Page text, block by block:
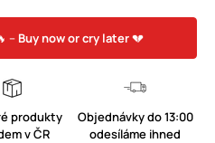
– Buy now or cry later💔
produkty
v ČR
Objednávky do 13:00
odesíláme ihned